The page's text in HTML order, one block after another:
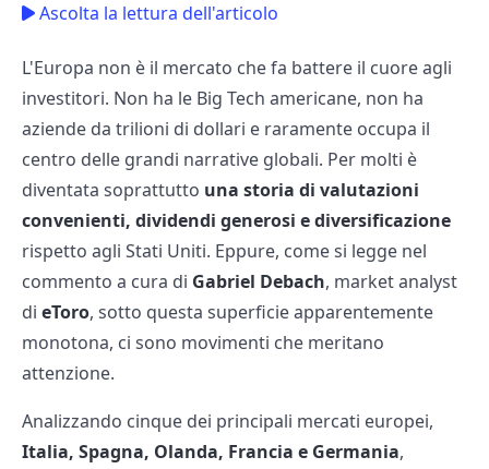
Ascolta la lettura dell'articolo
L'Europa non è il mercato che fa battere il cuore agli
investitori. Non ha le Big Tech americane, non ha
aziende da trilioni di dollari e raramente occupa il
centro delle grandi narrative globali. Per molti è
diventata soprattutto una storia di valutazioni
convenienti, dividendi generosi e diversificazione
rispetto agli Stati Uniti. Eppure, come si legge nel
commento a cura di Gabriel Debach, market analyst
di eToro, sotto questa superficie apparentemente
monotona, ci sono movimenti che meritano
attenzione.
Analizzando cinque dei principali mercati europei,
Italia, Spagna, Olanda, Francia e Germania,